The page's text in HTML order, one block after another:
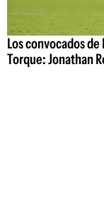
Los convocados
Torque: Jonathan